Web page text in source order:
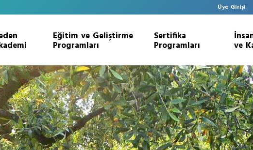
Üye Girişi
Eğitim ve Geliştirme
Programları
Sertifika
Programları ve